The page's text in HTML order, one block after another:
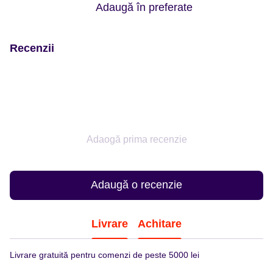
Adaugă în preferate
Recenzii
Adaogă prima recenzie
Adaugă o recenzie
Livrare Achitare
Livrare gratuită pentru comenzi de peste 5000 lei